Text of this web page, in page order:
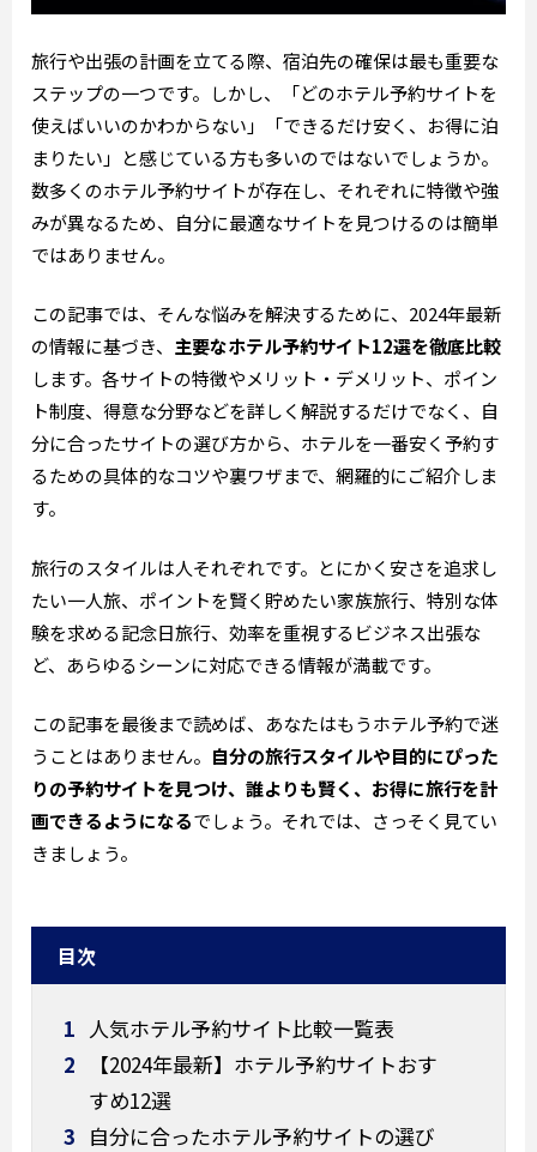
旅行や出張の計画を立てる際、宿泊先の確保は最も重要な
ステップの一つです。しかし、「どのホテル予約サイトを
使えばいいのかわからない」「できるだけ安く、お得に泊
まりたい」と感じている方も多いのではないでしょうか。
数多くのホテル予約サイトが存在し、それぞれに特徴や強
みが異なるため、自分に最適なサイトを見つけるのは簡単
ではありません。
この記事では、そんな悩みを解決するために、2024年最新
の情報に基づき、 主要なホテル予約サイト12選を徹底比較
します。各サイトの特徴やメリット・デメリット、ポイン
ト制度、得意な分野などを詳しく解説するだけでなく、自
分に合ったサイトの選び方から、ホテルを一番安く予約す
るための具体的なコツや裏ワザまで、網羅的にご紹介しま
す。
旅行のスタイルは人それぞれです。とにかく安さを追求し
たい一人旅、ポイントを賢く貯めたい家族旅行、特別な体
験を求める記念日旅行、効率を重視するビジネス出張な
ど、あらゆるシーンに対応できる情報が満載です。
この記事を最後まで読めば、あなたはもうホテル予約で迷
うことはありません。 自分の旅行スタイルや目的にぴった
りの予約サイトを見つけ、誰よりも賢く、お得に旅行を計
画できるようになるでしょう。それでは、さっそく見てい
きましょう。
目次
1 人気ホテル予約サイト比較一覧表
2
【2024年最新】ホテル予約サイトおす
すめ12選
3 自分に合ったホテル予約サイトの選び